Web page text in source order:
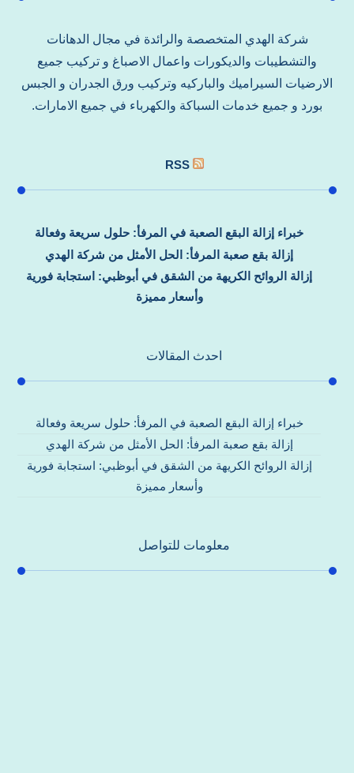
شركة الهدي المتخصصة والرائدة في مجال الدهانات
والتشطيبات والديكورات واعمال الاصباغ و تركيب جميع
الارضيات السيراميك والباركيه وتركيب ورق الجدران و الجبس
بورد و جميع خدمات السباكة والكهرباء في جميع الامارات.
RSS
خبراء إزالة البقع الصعبة في المرفأ: حلول سريعة وفعالة
إزالة بقع صعبة المرفأ: الحل الأمثل من شركة الهدي
إزالة الروائح الكريهة من الشقق في أبوظبي: استجابة فورية
وأسعار مميزة
احدث المقالات
خبراء إزالة البقع الصعبة في المرفأ: حلول سريعة وفعالة
إزالة بقع صعبة المرفأ: الحل الأمثل من شركة الهدي
إزالة الروائح الكريهة من الشقق في أبوظبي: استجابة فورية
وأسعار مميزة
معلومات للتواصل